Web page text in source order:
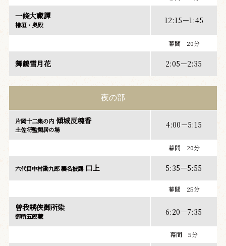
一條大蔵譚
檜垣・奥殿 12:15－1:45
幕間 20分
舞鶴雪月花 2:05－2:35
夜の部
片岡十二集の内傾城反魂香
土佐将監閑居の場 4:00－5:15
幕間 20分
六代目中村勘九郎 襲名披露口上 5:35－5:55
幕間 25分
曽我綉侠御所染
御所五郎蔵 6:20－7:35
幕間 5分